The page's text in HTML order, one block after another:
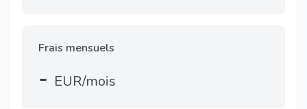
Frais mensuels
- EUR/mois